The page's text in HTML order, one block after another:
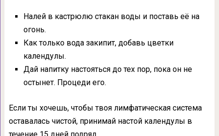
Налей в кастрюлю стакан воды и поставь её на
огонь.
Как только вода закипит, добавь цветки
календулы.
Дай напитку настояться до тех пор, пока он не
остынет. Процеди его.
Если ты хочешь, чтобы твоя лимфатическая система
оставалась чистой, принимай настой календулы в